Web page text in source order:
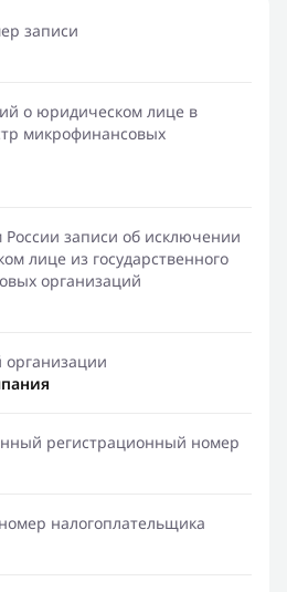
записи
о юридическом лице в
микрофинансовых
записи об исключении
лице из государственного
организаций
регистрационный номер
налогоплательщика